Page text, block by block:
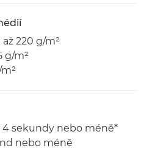
220 g/m²
g/m²
sekundy nebo méně*
nebo méně